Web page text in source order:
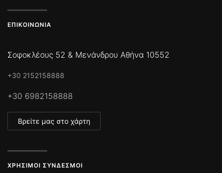
ΕΠΙΚΟΙΝΩΝΊΑ
Σοφοκλέους 52 & Μενάνδρου Αθήνα 10552
+30 2152158888
+30 6982158888
Βρείτε μας στο χάρτη
ΧΡΉΣΙΜΟΙ ΣΎΝΔΕΣΜΟΙ